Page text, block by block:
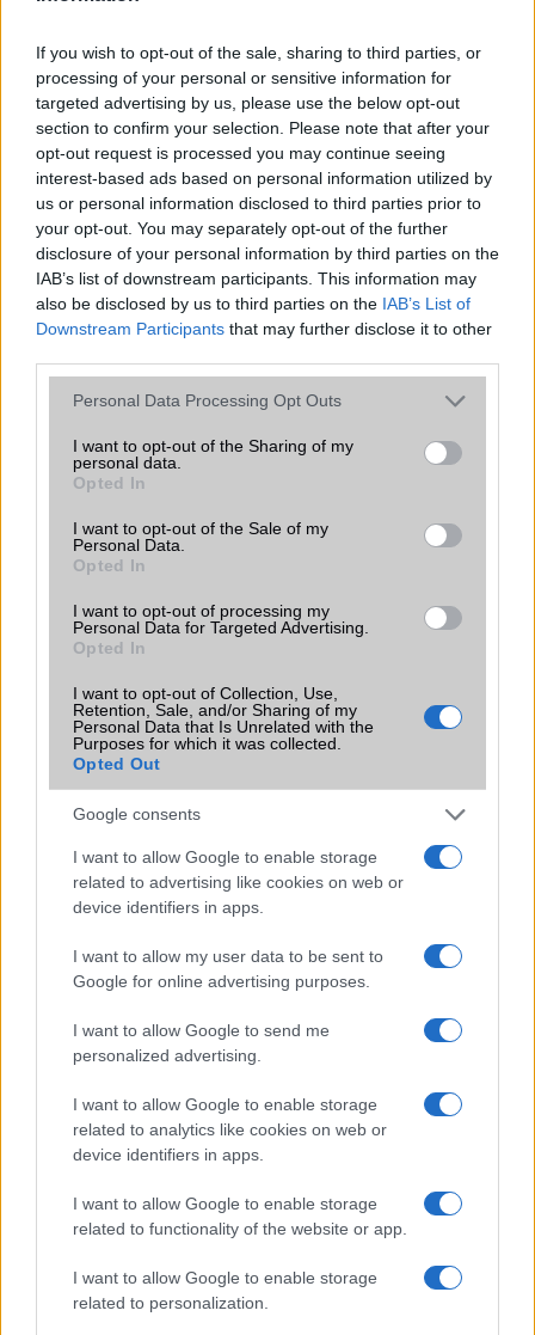
If you wish to opt-out of the sale, sharing to third parties, or
processing of your personal or sensitive information for
targeted advertising by us, please use the below opt-out
section to confirm your selection. Please note that after your
opt-out request is processed you may continue seeing
interest-based ads based on personal information utilized by
us or personal information disclosed to third parties prior to
your opt-out. You may separately opt-out of the further
disclosure of your personal information by third parties on the
IAB’s list of downstream participants. This information may
also be disclosed by us to third parties on the IAB’s List of
Downstream Participants that may further disclose it to other
Please note that this website/app uses one or more Google
not limited to your visit or usage behaviour. You may click to
grant or deny consent to Google and its third-party tags to
use your data for below specified purposes in below Google
consent section.
Personal Data Processing Opt Outs
I want to opt-out of the Sharing of my
personal data.
Opted In
I want to opt-out of the Sale of my
Personal Data.
Opted In
I want to opt-out of processing my
Personal Data for Targeted Advertising.
Opted In
I want to opt-out of Collection, Use,
Retention, Sale, and/or Sharing of my
Personal Data that Is Unrelated with the
Purposes for which it was collected.
Opted Out
Google consents
I want to allow Google to enable storage
related to advertising like cookies on web or
device identifiers in apps.
I want to allow my user data to be sent to
Google for online advertising purposes.
I want to allow Google to send me
personalized advertising.
I want to allow Google to enable storage
related to analytics like cookies on web or
device identifiers in apps.
I want to allow Google to enable storage
related to functionality of the website or app.
I want to allow Google to enable storage
related to personalization.
Office alkalmazások de = Document viewer & editor
Iránytũ ecompass
Extrák Nincs
EGYÉB
Vibra jelzés Van
SIM típus miniSIM
Funkciók
Védelem
Limited Edition Nincs
SAR
Új és Használt GSM kiemelt ajánlatok
Nelly GSM